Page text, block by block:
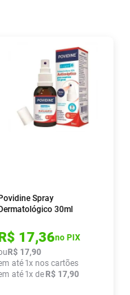
Povidine Spray
Dermatológico 30ml
17,36no PIX
R$ 17,90
até 1x nos cartões
até 1x de R$ 17,90